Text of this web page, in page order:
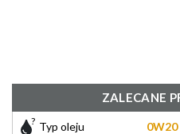
ZALECANE
Typ oleju 0W20